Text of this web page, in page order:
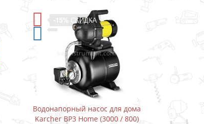
СКИДКА
Водонапорный насос для дома
Karcher BP3 Home (3000 / 800)
Karcher